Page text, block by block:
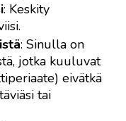
: Keskity
: Sinulla on
jotka kuuluvat
eivätkä
tai